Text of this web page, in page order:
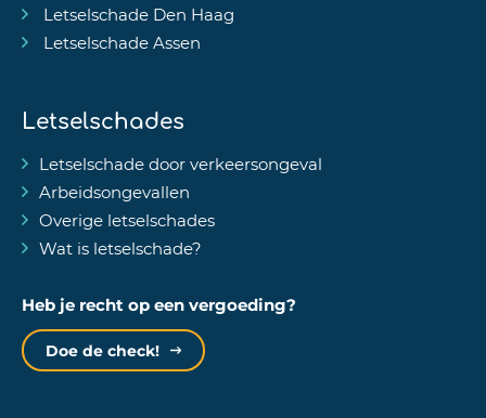
Letselschade Den Haag
Letselschade Assen
Letselschades
Letselschade door verkeersongeval
Arbeidsongevallen
Overige letselschades
Wat is letselschade?
Heb je recht op een vergoeding?
Doe de check!